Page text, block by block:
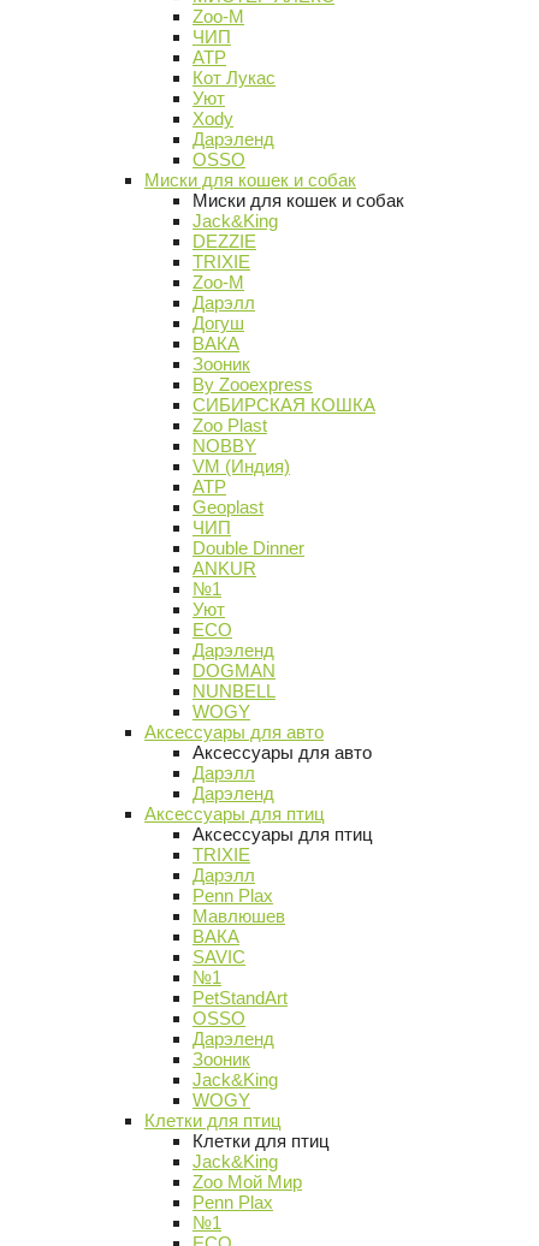
Zoo-M
ЧИП
АТР
Кот Лукас
Уют
Xody
Дарэленд
OSSO
Миски для кошек и собак
Миски для кошек и собак
Jack&King
DEZZIE
TRIXIE
Zoo-M
Дарэлл
Догуш
ВАКА
Зооник
By Zooexpress
СИБИРСКАЯ КОШКА
Zoo Plast
NOBBY
VM (Индия)
АТР
Geoplast
ЧИП
Double Dinner
ANKUR
№1
Уют
ECO
Дарэленд
DOGMAN
NUNBELL
WOGY
Аксессуары для авто
Аксессуары для авто
Дарэлл
Дарэленд
Аксессуары для птиц
Аксессуары для птиц
TRIXIE
Дарэлл
Penn Plax
Мавлюшев
ВАКА
SAVIC
№1
PetStandArt
OSSO
Дарэленд
Зооник
Jack&King
WOGY
Клетки для птиц
Клетки для птиц
Jack&King
Zoo Мой Мир
Penn Plax
№1